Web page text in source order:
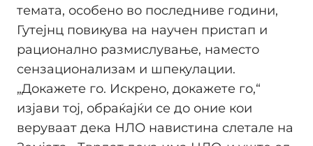
темата, особено во последниве години,
Гутејнц повикува на научен пристап и
рационално размислување, наместо
сензационализам и шпекулации.
„Докажете го. Искрено, докажете го,“
изјави тој, обраќајќи се до оние кои
веруваат дека НЛО навистина слетале на